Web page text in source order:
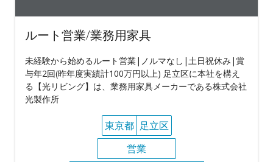
ルート営業/業務用家具
未経験から始めるルート営業|ノルマなし|土日祝休み|賞
与年2回(昨年度実績計100万円以上) 足立区に本社を構え
る【光リビング】は、業務用家具メーカーである株式会社
光製作所
東京都 足立区
営業